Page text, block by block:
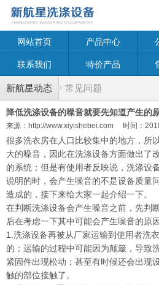
网站首页 产品中心
联系我们 特价产品
新航星动态 常见问题
降低洗涤设备的噪音就要先知道产生的
来源：http://www.xiyishebei.com 时间：
很多洗衣房在人口比较集中的地方，所
大的噪音，因此在洗涤设备方面做出了
的系统；但是有使用者反映说，洗涤设
说明的时，会产生噪音的不是设备质量
造成的，接下来给大家一起介绍一下。
在判断洗涤设备会产生噪音之前，先判
后在考虑一下其中可能会产生噪音的原因
1.洗涤设备再被从厂家运输到使用者洗
的；运输的过程中可能因为颠簸，导致
紧固件出现松动；甚至有时候还会出现
触的部位接触了。